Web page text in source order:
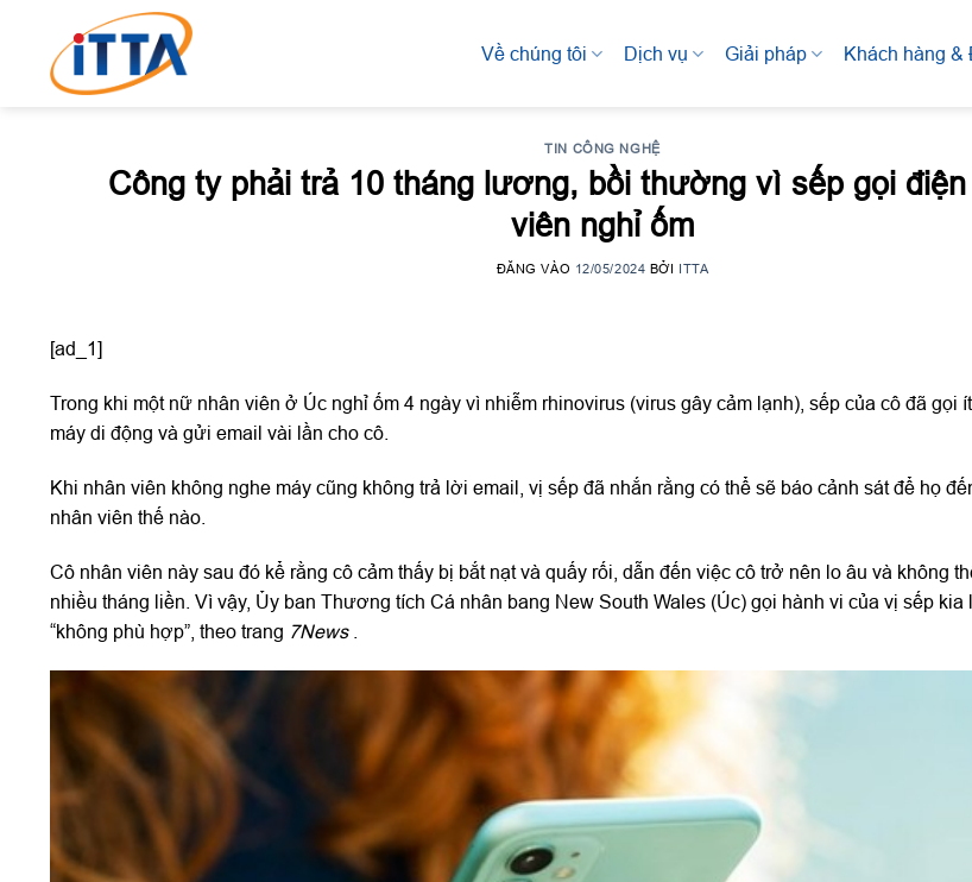
content
Về chúng tôi Dịch vụ Giải pháp Khách hàng &
TIN CÔNG NGHỆ
Công ty phải trả 10 tháng lương, bồi thường vì sếp gọi
viên nghỉ ốm
ĐĂNG VÀO 12/05/2024 BỞI ITTA
[ad_1]
Trong khi một nữ nhân viên ở Úc nghỉ ốm 4 ngày vì nhiễm rhinovirus (virus gây cảm lạnh), sếp của cô đã gọi
máy di động và gửi email vài lần cho cô.
Khi nhân viên không nghe máy cũng không trả lời email, vị sếp đã nhắn rằng có thể sẽ báo cảnh sát để họ
nhân viên thế nào.
Cô nhân viên này sau đó kể rằng cô cảm thấy bị bắt nạt và quấy rối, dẫn đến việc cô trở nên lo âu và không
nhiều tháng liền. Vì vậy, Ủy ban Thương tích Cá nhân bang New South Wales (Úc) gọi hành vi của vị sếp kia
“không phù hợp”, theo trang 7News